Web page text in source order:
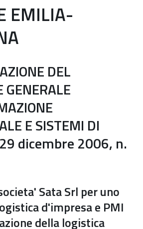
EMILIA-
DEL
GENERALE
E SISTEMI DI
dicembre 2006, n.
Sata Srl per uno
d'impresa e PMI
della logistica